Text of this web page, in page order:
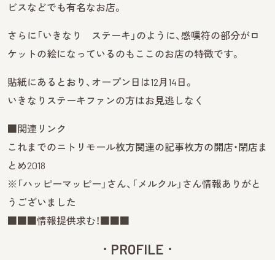
ビスなどでも有名なお店。
さらに「いきなり ステーキ」のように、感嘆符の部分がロ
ケットの絵になっているのもここのお店の特徴です。
貼紙にあるとおり、オープン日は12月14日。
いきなりステーキファンの方はお見逃しなく
■関連リンク
これまでのニトリモール枚方関連の記事枚方の開店・閉店ま
とめ2018
※「ハッピーマッピー」さん、「メルクル」さん情報ありがと
うございました
■■■情報提供求む！■■■
PROFILE